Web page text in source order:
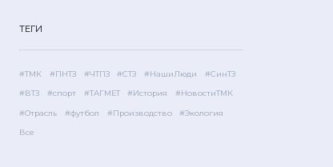
ТЕГИ
#ТМК #ПНТЗ #ЧТПЗ #СТЗ #НашиЛюди #СинТЗ
#ВТЗ #спорт #ТАГМЕТ #История #НовостиТМК
#Отрасль #футбол #Производство #Экология
Все